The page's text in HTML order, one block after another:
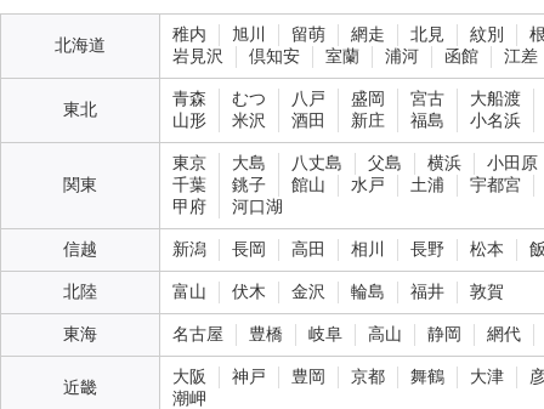
北海道
稚内 旭川 留萌 網走 北見 紋別
岩見沢
倶知安 室蘭 浦河 函館 江差
東北
青森 むつ 八戸 盛岡 宮古
大船渡
山形
米沢 酒田 新庄 福島 小名浜
関東
東京 大島 八丈島 父島 横浜
小田原
千葉
銚子 館山 水戸 土浦
宇都宮
甲府
河口湖
信越 新潟 長岡 高田 相川 長野 松本
北陸 富山 伏木 金沢 輪島 福井 敦賀
東海 名古屋 豊橋 岐阜 高山 静岡 網代
近畿
大阪 神戸 豊岡 京都 舞鶴 大津
潮岬